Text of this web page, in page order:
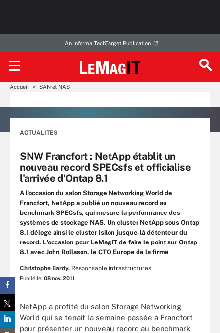
An Informa TechTarget Publication
Accueil SAN et NAS
ACTUALITES
SNW Francfort : NetApp établit un
nouveau record SPECsfs et officialise
l'arrivée d'Ontap 8.1
A l'occasion du salon Storage Networking World de
Francfort, NetApp a publié un nouveau record au
benchmark SPECsfs, qui mesure la performance des
systèmes de stockage NAS. Un cluster NetApp sous Ontap
8.1 déloge ainsi le cluster Isilon jusque-là détenteur du
record. L'occasion pour LeMagIT de faire le point sur Ontap
8.1 avec John Rollason, le CTO Europe de la firme
Christophe Bardy, Responsable infrastructures
Publié le: 08 nov. 2011
NetApp a profité du salon Storage Networking
World qui se tenait la semaine passée à Francfort
pour présenter un nouveau record au benchmark